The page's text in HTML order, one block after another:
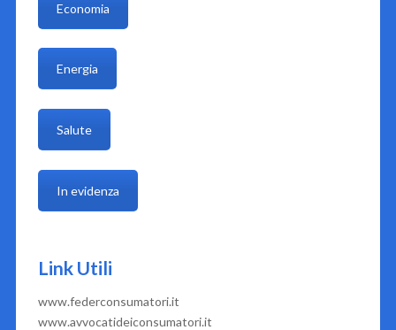
Economia
Energia
Salute
In evidenza
Link Utili
www.federconsumatori.it
www.avvocatideiconsumatori.it